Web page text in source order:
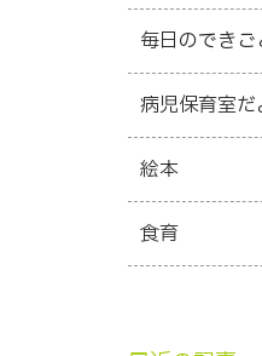
毎日のできご
病児保育室だ
絵本
食育